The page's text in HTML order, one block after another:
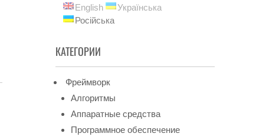
English
Українська
Російська
КАТЕГОРИИ
Фреймворк
Алгоритмы
Аппаратные средства
Программное обеспечение